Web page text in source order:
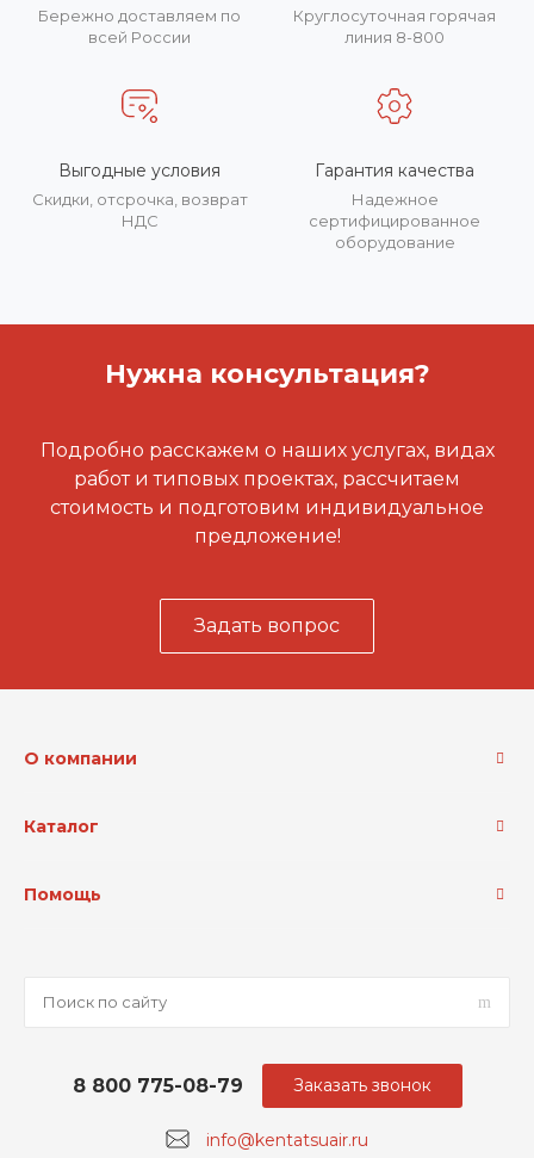
Бережно доставляем по
всей России
Круглосуточная горячая
линия 8-800
Выгодные условия
Скидки, отсрочка, возврат
НДС
Гарантия качества
Надежное
сертифицированное
оборудование
Нужна консультация?
Подробно расскажем о наших услугах, видах
работ и типовых проектах, рассчитаем
стоимость и подготовим индивидуальное
предложение!
Задать вопрос
О компании
Каталог
Помощь
info@kentatsuair.ru
8 800 775-08-79 Заказать звонок